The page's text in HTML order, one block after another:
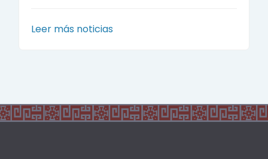
Leer más noticias